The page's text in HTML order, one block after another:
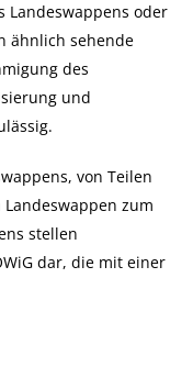
Landeswappens oder
ähnlich sehende
des
und
von Teilen
zum
stellen
dar, die mit einer